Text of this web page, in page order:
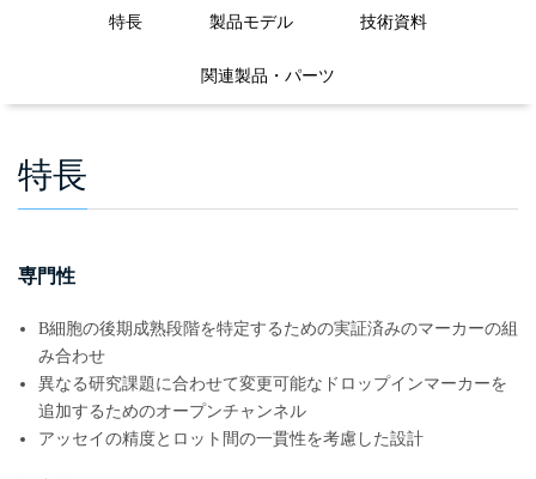
特長 製品モデル 技術資料
関連製品・パーツ
特長
専門性
B細胞の後期成熟段階を特定するための実証済みのマーカーの組
み合わせ
異なる研究課題に合わせて変更可能なドロップインマーカーを
追加するためのオープンチャンネル
アッセイの精度とロット間の一貫性を考慮した設計